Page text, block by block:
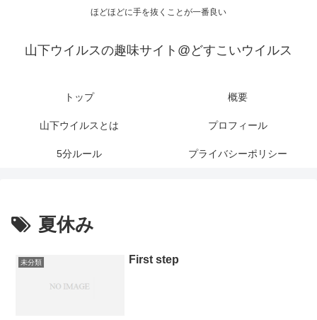
ほどほどに手を抜くことが一番良い
山下ウイルスの趣味サイト@どすこいウイルス
トップ 概要
山下ウイルスとは プロフィール
5分ルール プライバシーポリシー
夏休み
未分類 First step